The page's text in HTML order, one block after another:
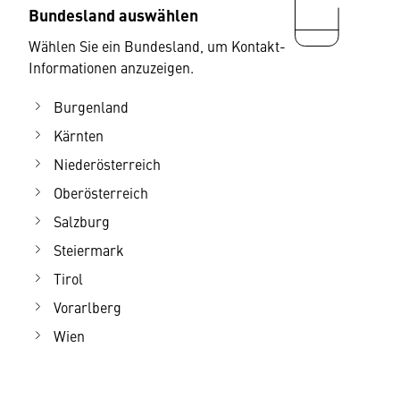
Bundesland auswählen
Wählen Sie ein Bundesland, um Kontakt-
Informationen anzuzeigen.
Burgenland
Kärnten
Niederösterreich
Oberösterreich
Salzburg
Steiermark
Tirol
Vorarlberg
Wien